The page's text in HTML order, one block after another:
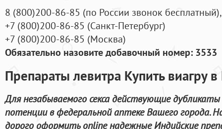
8 (800)200-86-85 (по России звонок бесплатный),
+7 (800)200-86-85 (Санкт-Петербург)
+7 (800)200-86-85 (Москва)
Обязательно назовите добавочный номер: 3533
Препараты левитра Купить виагру
Для незабываемого секса действующие
потенции в федеральной аптеке Вашего города.
дорого оформить online надежные Индийские